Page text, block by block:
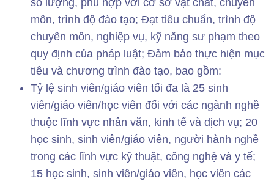
số lượng, phù hợp với cơ sở vật chất, chuyên
môn, trình độ đào tạo; Đạt tiêu chuẩn, trình độ
chuyên môn, nghiệp vụ, kỹ năng sư phạm theo
quy định của pháp luật; Đảm bảo thực hiện mục
tiêu và chương trình đào tạo, bao gồm:
Tỷ lệ sinh viên/giáo viên tối đa là 25 sinh
viên/giáo viên/học viên đối với các ngành nghề
thuộc lĩnh vực nhân văn, kinh tế và dịch vụ; 20
học sinh, sinh viên/giáo viên, người hành nghề
trong các lĩnh vực kỹ thuật, công nghệ và y tế;
15 học sinh, sinh viên/giáo viên, học viên các